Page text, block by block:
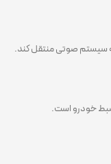
خودرو است.